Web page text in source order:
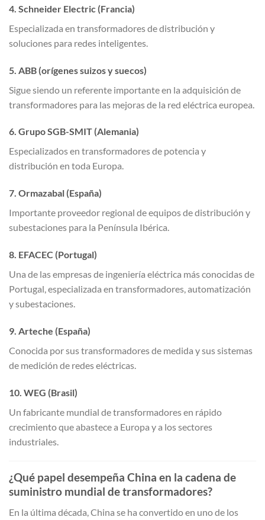
4. Schneider Electric (Francia)
Especializada en transformadores de distribución y
soluciones para redes inteligentes.
5. ABB (orígenes suizos y suecos)
Sigue siendo un referente importante en la adquisición de
transformadores para las mejoras de la red eléctrica europea.
6. Grupo SGB-SMIT (Alemania)
Especializados en transformadores de potencia y
distribución en toda Europa.
7. Ormazabal (España)
Importante proveedor regional de equipos de distribución y
subestaciones para la Península Ibérica.
8. EFACEC (Portugal)
Una de las empresas de ingeniería eléctrica más conocidas de
Portugal, especializada en transformadores, automatización
y subestaciones.
9. Arteche (España)
Conocida por sus transformadores de medida y sus sistemas
de medición de redes eléctricas.
10. WEG (Brasil)
Un fabricante mundial de transformadores en rápido
crecimiento que abastece a Europa y a los sectores
industriales.
¿Qué papel desempeña China en la cadena de
suministro mundial de transformadores?
En la última década, China se ha convertido en uno de los